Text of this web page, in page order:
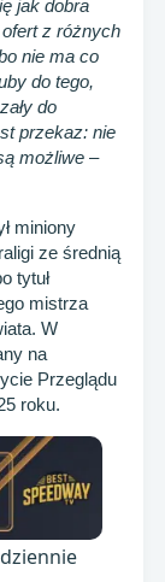
jak dobra
z różnych
nie ma co
do tego,
do
przekaz: nie
możliwe –
miniony
ze średnią
tytuł
mistrza
W
na
Przeglądu
roku.